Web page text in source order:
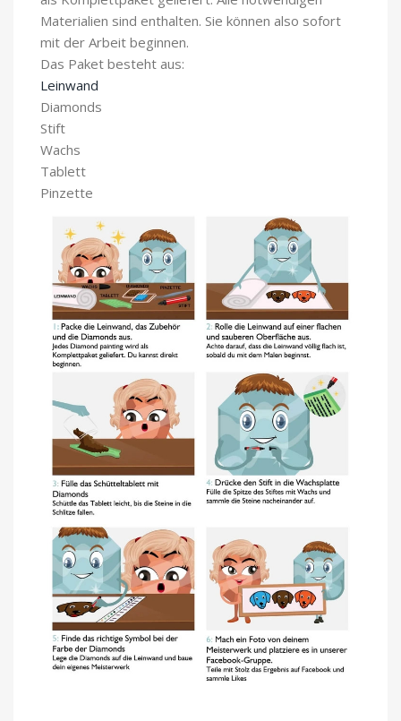
Materialien sind enthalten. Sie können also sofort
mit der Arbeit beginnen.
Das Paket besteht aus:
Leinwand
Diamonds
Stift
Wachs
Tablett
Pinzette